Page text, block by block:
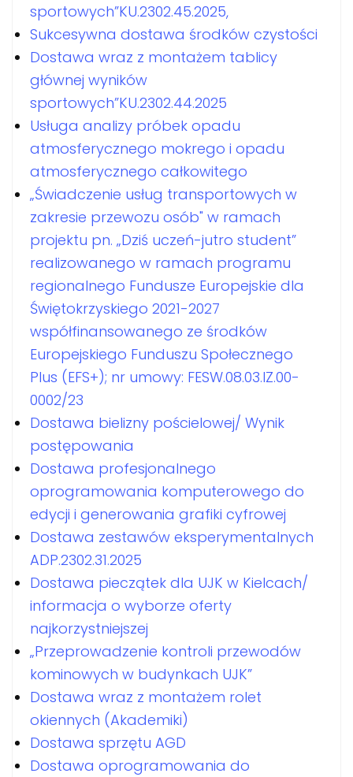
sportowych”KU.2302.45.2025,
Sukcesywna dostawa środków czystości
Dostawa wraz z montażem tablicy
głównej wyników
sportowych”KU.2302.44.2025
Usługa analizy próbek opadu
atmosferycznego mokrego i opadu
atmosferycznego całkowitego
„Świadczenie usług transportowych w
zakresie przewozu osób" w ramach
projektu pn. „Dziś uczeń-jutro student”
realizowanego w ramach programu
regionalnego Fundusze Europejskie dla
Świętokrzyskiego 2021-2027
współfinansowanego ze środków
Europejskiego Funduszu Społecznego
Plus (EFS+); nr umowy: FESW.08.03.IZ.00-
0002/23
Dostawa bielizny pościelowej/ Wynik
postępowania
Dostawa profesjonalnego
oprogramowania komputerowego do
edycji i generowania grafiki cyfrowej
Dostawa zestawów eksperymentalnych
ADP.2302.31.2025
Dostawa pieczątek dla UJK w Kielcach/
informacja o wyborze oferty
najkorzystniejszej
„Przeprowadzenie kontroli przewodów
kominowych w budynkach UJK”
Dostawa wraz z montażem rolet
okiennych (Akademiki)
Dostawa sprzętu AGD
Dostawa oprogramowania do